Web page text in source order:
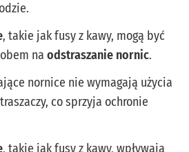
, takie jak fusy z kawy, mogą być
na odstraszanie nornic.
nornice nie wymagają użycia
co sprzyja ochronie
, takie jak fusy z kawy, wpływają